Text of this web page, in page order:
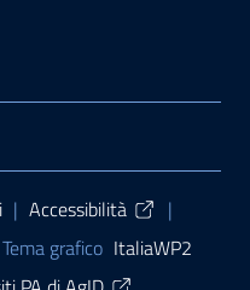
| Accessibilità
|
Tema grafico ItaliaWP2